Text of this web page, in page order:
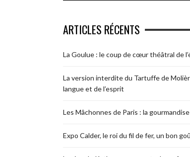
ARTICLES RÉCENTS
La Goulue : le coup de cœur théâtral de
La version interdite du Tartuffe de
langue et de l’esprit
Les Mâchonnes de Paris : la
Expo Calder, le roi du fil de fer, un bon